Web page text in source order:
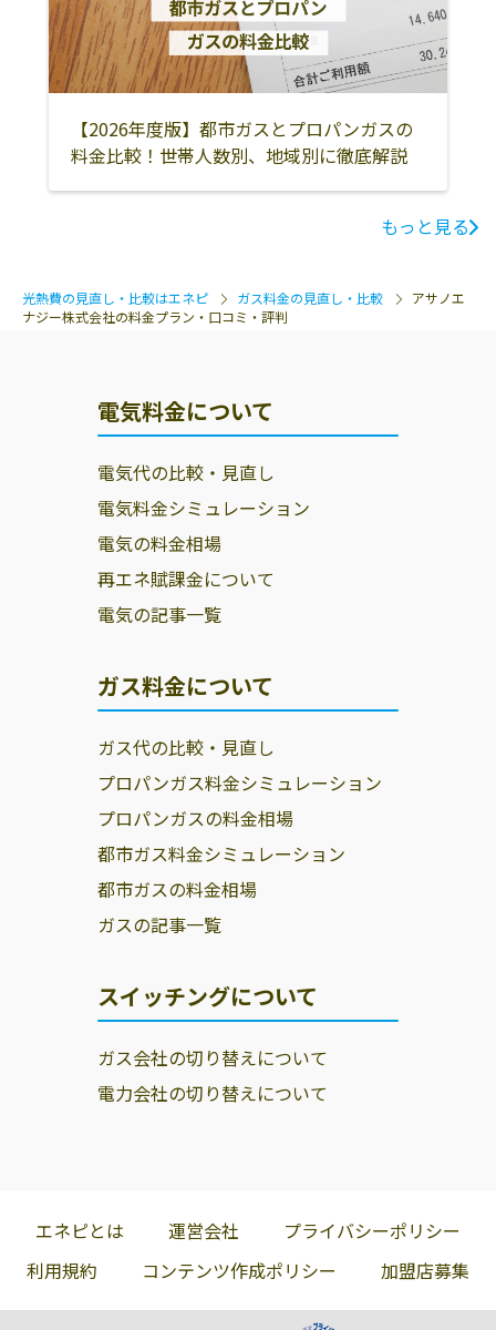
【2026年度版】都市ガスとプロパンガスの
料金比較！世帯人数別、地域別に徹底解説
もっと見る
光熱費の見直し・比較はエネピ ガス料金の見直し・比較
アサノエ
ナジー株式会社の料金プラン・口コミ・評判
電気料金について
電気代の比較・見直し
電気料金シミュレーション
電気の料金相場
再エネ賦課金について
電気の記事一覧
ガス料金について
ガス代の比較・見直し
プロパンガス料金シミュレーション
プロパンガスの料金相場
都市ガス料金シミュレーション
都市ガスの料金相場
ガスの記事一覧
スイッチングについて
ガス会社の切り替えについて
電力会社の切り替えについて
エネピとは 運営会社
プライバシーポリシー
利用規約
コンテンツ作成ポリシー 加盟店募集